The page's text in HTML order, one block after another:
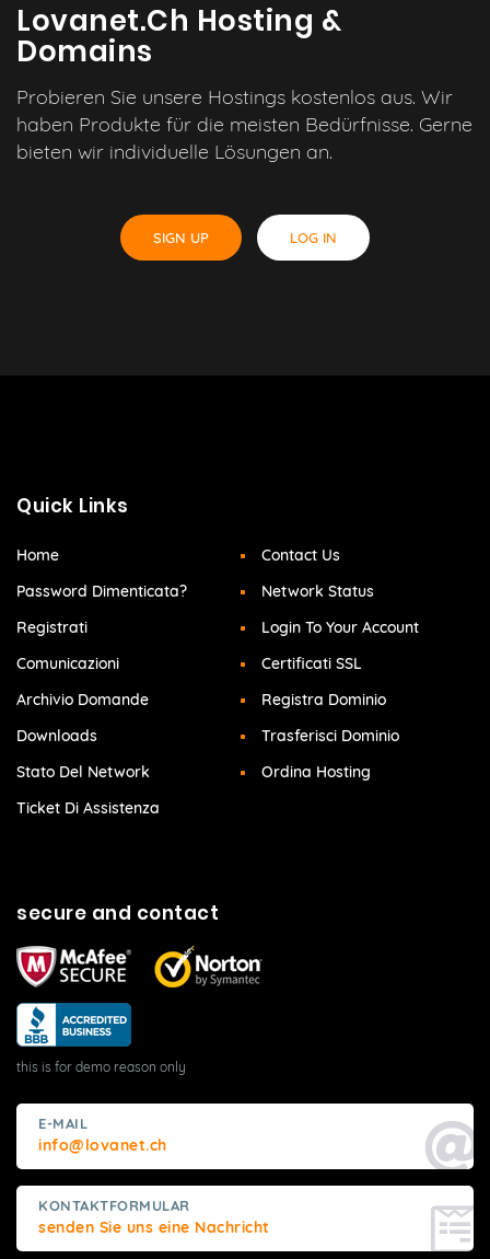
Lovanet.ch Hosting &
Domains
Probieren Sie unsere Hostings kostenlos aus. Wir
haben Produkte für die meisten Bedürfnisse. Gerne
bieten wir individuelle Lösungen an.
SIGN UP LOG IN
Quick Links
Home
Password Dimenticata?
Registrati
Comunicazioni
Archivio Domande
Downloads
Stato Del Network
Ticket Di Assistenza
Contact Us
Network Status
Login To Your Account
Certificati SSL
Registra Dominio
Trasferisci Dominio
Ordina Hosting
secure and contact
this is for demo reason only
E-MAIL
info@lovanet.ch
KONTAKTFORMULAR
senden Sie uns eine Nachricht